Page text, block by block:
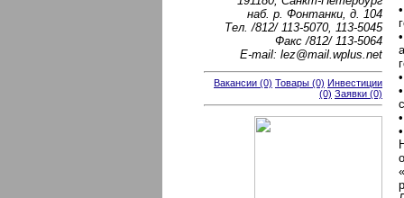
наб. р. Фонтанки, д. 104
Тел. /812/ 113-5070, 113-5045
Факс /812/ 113-5064
E-mail: lez@mail.wplus.net
Вакансии (0) Товары (0) Инвестиции
(0) Заявки (0)